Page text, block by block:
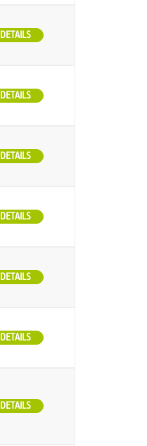
DETAILS
DETAILS
DETAILS
DETAILS
DETAILS
DETAILS
DETAILS